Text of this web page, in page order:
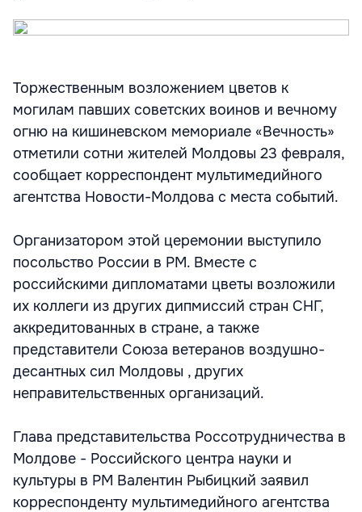
Торжественным возложением цветов к
могилам павших советских воинов и вечному
огню на кишиневском мемориале «Вечность»
отметили сотни жителей Молдовы 23 февраля,
сообщает корреспондент мультимедийного
агентства Новости-Молдова с места событий.
Организатором этой церемонии выступило
посольство России в РМ. Вместе с
российскими дипломатами цветы возложили
их коллеги из других дипмиссий стран СНГ,
аккредитованных в стране, а также
представители Союза ветеранов воздушно-
десантных сил Молдовы , других
неправительственных организаций.
Глава представительства Россотрудничества в
Молдове - Российского центра науки и
культуры в РМ Валентин Рыбицкий заявил
корреспонденту мультимедийного агентства